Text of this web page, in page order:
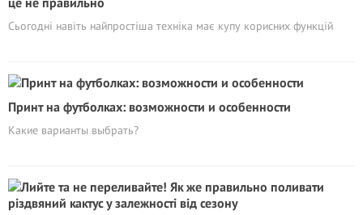
Сьогодні навіть найпростіша техніка має купу корисних функцій
Принт на футболках: возможности и особенности
Какие варианты выбрать?